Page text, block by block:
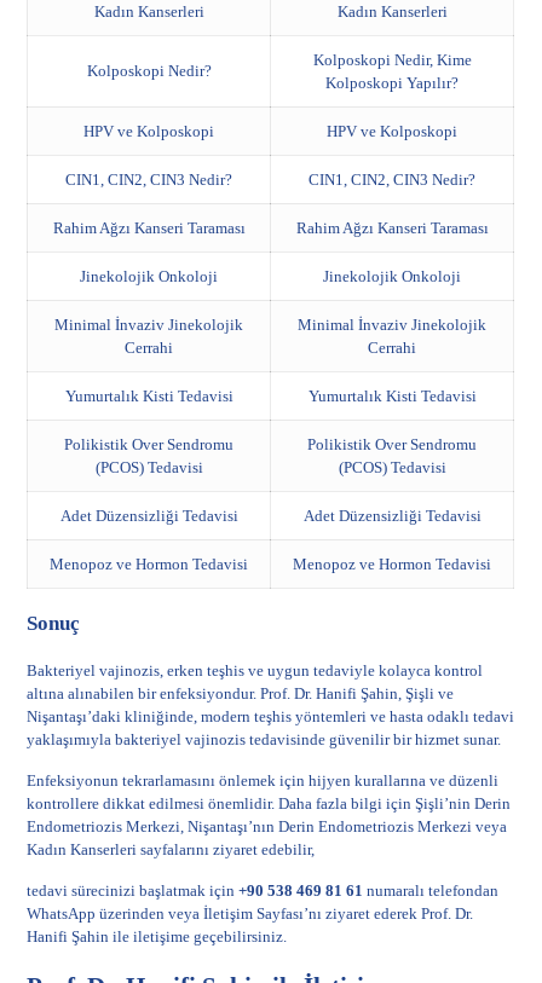
Kadın Kanserleri Kadın Kanserleri
Kolposkopi Nedir?
Kolposkopi Nedir, Kime
Kolposkopi Yapılır?
HPV ve Kolposkopi HPV ve Kolposkopi
CIN1, CIN2, CIN3 Nedir? CIN1, CIN2, CIN3 Nedir?
Rahim Ağzı Kanseri Taraması Rahim Ağzı Kanseri Taraması
Jinekolojik Onkoloji Jinekolojik Onkoloji
Minimal İnvaziv Jinekolojik
Cerrahi
Minimal İnvaziv Jinekolojik
Cerrahi
Yumurtalık Kisti Tedavisi Yumurtalık Kisti Tedavisi
Polikistik Over Sendromu
(PCOS) Tedavisi
Polikistik Over Sendromu
(PCOS) Tedavisi
Adet Düzensizliği Tedavisi Adet Düzensizliği Tedavisi
Menopoz ve Hormon Tedavisi Menopoz ve Hormon Tedavisi
Sonuç
Bakteriyel vajinozis, erken teşhis ve uygun tedaviyle kolayca kontrol
altına alınabilen bir enfeksiyondur. Prof. Dr. Hanifi Şahin, Şişli ve
Nişantaşı’daki kliniğinde, modern teşhis yöntemleri ve hasta odaklı tedavi
yaklaşımıyla bakteriyel vajinozis tedavisinde güvenilir bir hizmet sunar.
Enfeksiyonun tekrarlamasını önlemek için hijyen kurallarına ve düzenli
kontrollere dikkat edilmesi önemlidir. Daha fazla bilgi içinŞişli’nin Derin
Endometriozis Merkezi ,Nişantaşı’nın Derin Endometriozis Merkezi veya
Kadın Kanserleri sayfalarını ziyaret edebilir,
tedavi sürecinizi başlatmak için+90 538 469 81 61 numaralı telefondan
WhatsApp üzerinden veyaİletişim Sayfası’nı ziyaret ederek Prof. Dr.
Hanifi Şahin ile iletişime geçebilirsiniz.